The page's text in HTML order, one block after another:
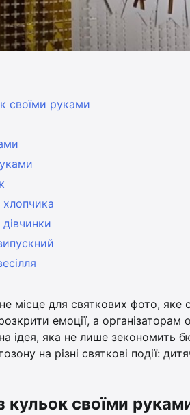
своїми руками
місце для святкових фото,
емоції, а
ідея, яка не лише зекономить
на різні святкові події:
кульок своїми